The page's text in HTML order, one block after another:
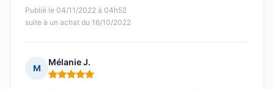
Publié le 04/11/2022 à 04h52
suite à un achat du 16/10/2022
M
Mélanie J.
Note : 5 sur 5